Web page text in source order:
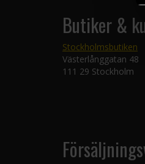
Butiker &
Stockholmsbutiken
Västerlånggatan 48
111 29 Stockholm